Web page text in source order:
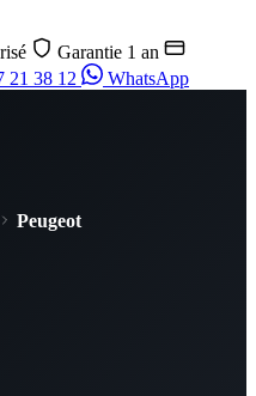
Garantie 1 an
21 38 12 WhatsApp
Peugeot